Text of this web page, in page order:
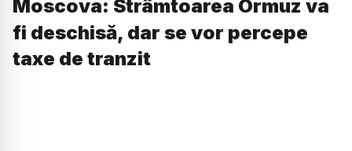
Moscova: Strâmtoarea Ormuz va
fi deschisă, dar se vor percepe
taxe de tranzit